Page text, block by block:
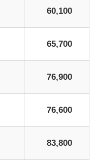
60,100
65,700
76,900
76,600
83,800